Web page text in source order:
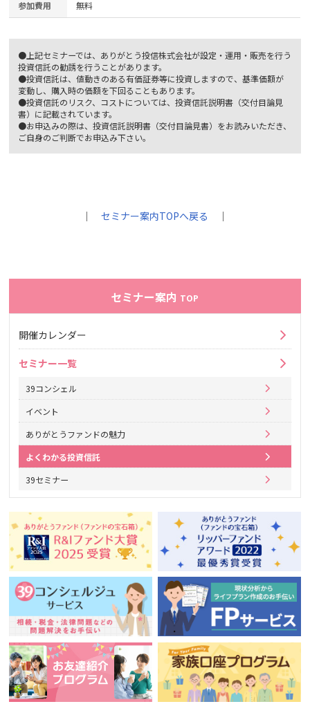
参加費用 無料
●上記セミナーでは、ありがとう投信株式会社が設定・運用・販売を行う
投資信託の勧誘を行うことがあります。
●投資信託は、値動きのある有価証券等に投資しますので、基準価額が
変動し、購入時の価額を下回ることもあります。
●投資信託のリスク、コストについては、投資信託説明書（交付目論見
書）に記載されています。
●お申込みの際は、投資信託説明書（交付目論見書）をお読みいただき、
ご自身のご判断でお申込み下さい。
｜セミナー案内TOPへ戻る ｜
セミナー案内 TOP
開催カレンダー
セミナー一覧
39コンシェル
イベント
ありがとうファンドの魅力
よくわかる投資信託
39セミナー